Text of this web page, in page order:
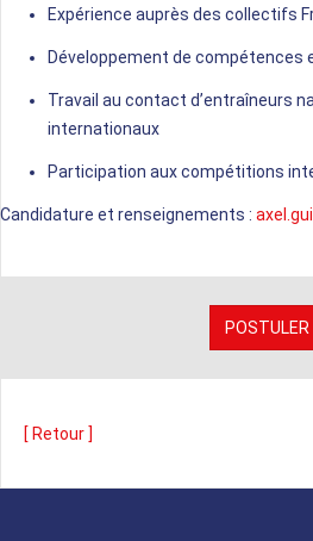
Expérience auprès des collectifs
Développement de compétences
Travail au contact d’entraîneurs
internationaux
Participation aux compétitions
Candidature et renseignements :
[ Retour ]